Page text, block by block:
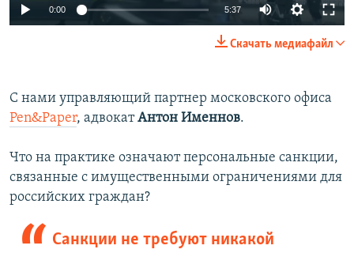
720p 1080p
0:00 5:37 Auto
Скачать медиафайл
С нами управляющий партнер московского офиса
Pen&Paper, адвокатАнтон Именнов.
Что на практике означают персональные санкции,
связанные с имущественными ограничениями для
российских граждан?
Санкции не требуют никакой